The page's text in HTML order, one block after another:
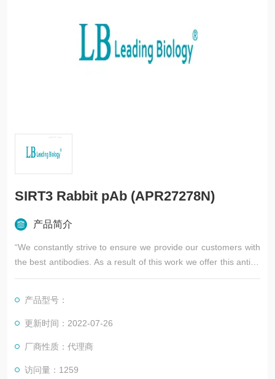
SIRT3 Rabbit pAb (APR27278N)
产品简介
“We constantly strive to ensure we provide our customers with
the best antibodies. As a result of this work we offer this antibo
dy in purified format.
产品型号：
更新时间：2022-07-26
厂商性质：代理商
访问量：1259